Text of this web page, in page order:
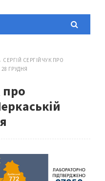
СЕРГІЙ СЕРГІЙЧУК ПРО
ГРУДНЯ
про